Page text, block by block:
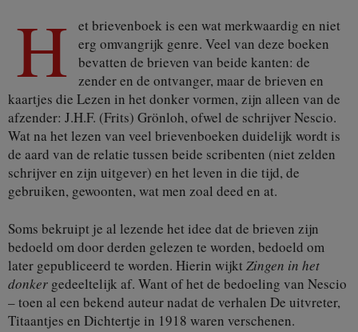
H
et brievenboek is een wat merkwaardig en niet
erg omvangrijk genre. Veel van deze boeken
bevatten de brieven van beide kanten: de
zender en de ontvanger, maar de brieven en
kaartjes die Lezen in het donker vormen, zijn alleen van de
afzender: J.H.F. (Frits) Grönloh, ofwel de schrijver Nescio.
Wat na het lezen van veel brievenboeken duidelijk wordt is
de aard van de relatie tussen beide scribenten (niet zelden
schrijver en zijn uitgever) en het leven in die tijd, de
gebruiken, gewoonten, wat men zoal deed en at.
Soms bekruipt je al lezende het idee dat de brieven zijn
bedoeld om door derden gelezen te worden, bedoeld om
later gepubliceerd te worden. Hierin wijkt Zingen in het
donker gedeeltelijk af. Want of het de bedoeling van Nescio
– toen al een bekend auteur nadat de verhalen De uitvreter,
Titaantjes en Dichtertje in 1918 waren verschenen.